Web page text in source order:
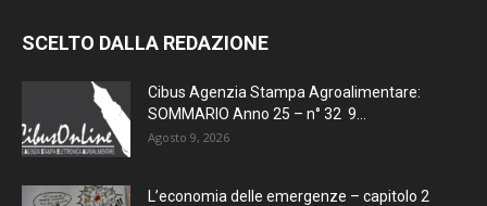
SCELTO DALLA REDAZIONE
Cibus Agenzia Stampa Agroalimentare:
SOMMARIO Anno 25 – n° 32 9...
Agosto 9, 2026
L’economia delle emergenze – capitolo 2